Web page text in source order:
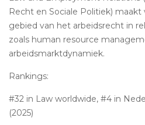
Recht en Sociale Politiek)
gebied van het arbeidsrecht in
zoals human resource
arbeidsmarktdynamiek.
Rankings:
#32 in Law worldwide, #4 in
(2025)